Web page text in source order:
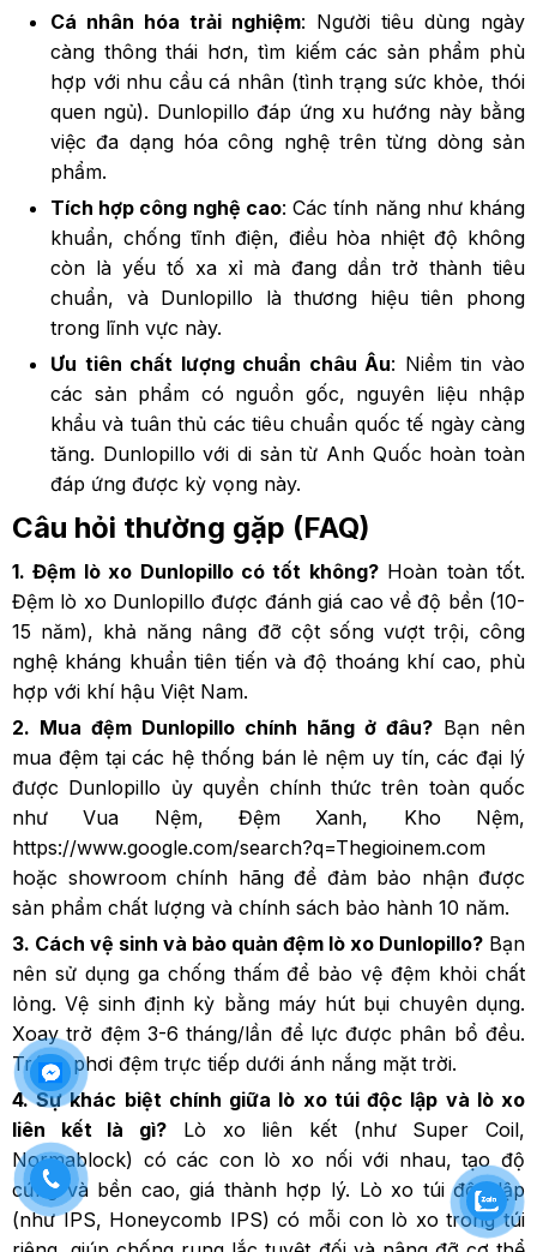
Cá nhân hóa trải nghiệm: Người tiêu dùng ngày
càng thông thái hơn, tìm kiếm các sản phẩm phù
hợp với nhu cầu cá nhân (tình trạng sức khỏe, thói
quen ngủ). Dunlopillo đáp ứng xu hướng này bằng
việc đa dạng hóa công nghệ trên từng dòng sản
phẩm.
Tích hợp công nghệ cao: Các tính năng như kháng
khuẩn, chống tĩnh điện, điều hòa nhiệt độ không
còn là yếu tố xa xỉ mà đang dần trở thành tiêu
chuẩn, và Dunlopillo là thương hiệu tiên phong
trong lĩnh vực này.
Ưu tiên chất lượng chuẩn châu Âu: Niềm tin vào
các sản phẩm có nguồn gốc, nguyên liệu nhập
khẩu và tuân thủ các tiêu chuẩn quốc tế ngày càng
tăng. Dunlopillo với di sản từ Anh Quốc hoàn toàn
đáp ứng được kỳ vọng này.
Câu hỏi thường gặp (FAQ)
1. Đệm lò xo Dunlopillo có tốt không?Hoàn toàn tốt.
Đệm lò xo Dunlopillo được đánh giá cao về độ bền (10-
15 năm), khả năng nâng đỡ cột sống vượt trội, công
nghệ kháng khuẩn tiên tiến và độ thoáng khí cao, phù
hợp với khí hậu Việt Nam.
2. Mua đệm Dunlopillo chính hãng ở đâu? Bạn nên
mua đệm tại các hệ thống bán lẻ nệm uy tín, các đại lý
được Dunlopillo ủy quyền chính thức trên toàn quốc
như Vua Nệm, Đệm Xanh, Kho Nệm,
https://www.google.com/search?q=Thegioinem.com
hoặc showroom chính hãng để đảm bảo nhận được
sản phẩm chất lượng và chính sách bảo hành 10 năm.
3. Cách vệ sinh và bảo quản đệm lò xo Dunlopillo? Bạn
nên sử dụng ga chống thấm để bảo vệ đệm khỏi chất
lỏng. Vệ sinh định kỳ bằng máy hút bụi chuyên dụng.
Xoay trở đệm 3-6 tháng/lần để lực được phân bổ đều.
Tránh phơi đệm trực tiếp dưới ánh nắng mặt trời.
4. Sự khác biệt chính giữa lò xo túi độc lập và lò xo
liên kết là gì? Lò xo liên kết (như Super Coil,
Normablock) có các con lò xo nối với nhau, tạo độ
cứng và bền cao, giá thành hợp lý. Lò xo túi độc lập
(như IPS, Honeycomb IPS) có mỗi con lò xo trong túi